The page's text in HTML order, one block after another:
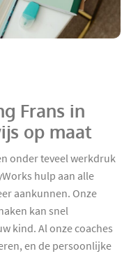
Frans in
op maat
onder teveel werkdruk
hulp aan alle
aankunnen. Onze
kan snel
kind. Al onze coaches
en de persoonlijke